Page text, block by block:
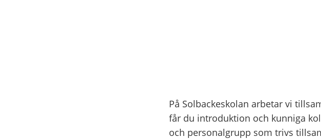
På Solbackeskolan arbetar vi
får du introduktion och kunniga
och personalgrupp som trivs